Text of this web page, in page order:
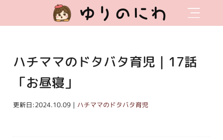
ゆりのにわ
ハチママのドタバタ育児｜17話
「お昼寝」
更新日:2024.10.09｜ ハチママのドタバタ育児